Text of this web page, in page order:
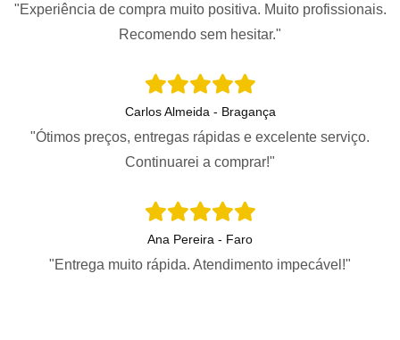
"Experiência de compra muito positiva. Muito profissionais.
Recomendo sem hesitar."
Carlos Almeida - Bragança
"Ótimos preços, entregas rápidas e excelente serviço.
Continuarei a comprar!"
Ana Pereira - Faro
"Entrega muito rápida. Atendimento impecável!"